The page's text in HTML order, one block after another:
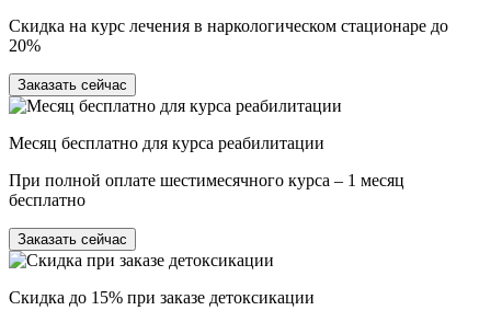
Скидка на курс лечения в наркологическом стационаре до
20%
Заказать сейчас
Месяц бесплатно для курса реабилитации
При полной оплате шестимесячного курса – 1 месяц
бесплатно
Заказать сейчас
Скидка до 15% при заказе детоксикации